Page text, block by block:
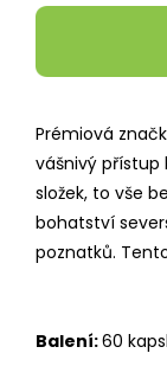
Prémiová
vášnivý přístup
složek, to vše
bohatství
poznatků.
Balení:60